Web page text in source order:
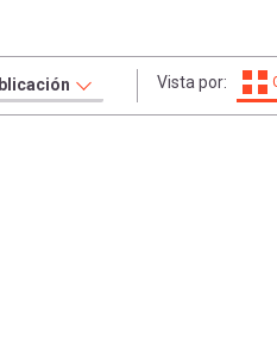
Vista por: